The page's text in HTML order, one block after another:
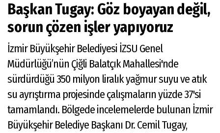
Başkan Tugay: Göz boyayan değil,
sorun çözen işler yapıyoruz
İzmir Büyükşehir Belediyesi İZSU Genel
Müdürlüğü’nün Çiğli Balatçık Mahallesi'nde
sürdürdüğü 350 milyon liralık yağmur suyu ve atık
su ayrıştırma projesinde çalışmaların yüzde 37'si
tamamlandı. Bölgede incelemelerde bulunan İzmir
Büyükşehir Belediye Başkanı Dr. Cemil Tugay,